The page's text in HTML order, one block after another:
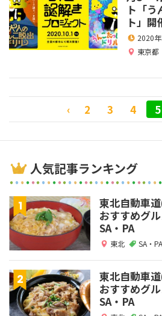
ト「
ト」開
2020
東京都
‹ 2 3 4 5
人気記事ランキング
東北自動車
おすすめグ
SA・PA
東北 SA・PA
東北自動車
おすすめグ
SA・PA